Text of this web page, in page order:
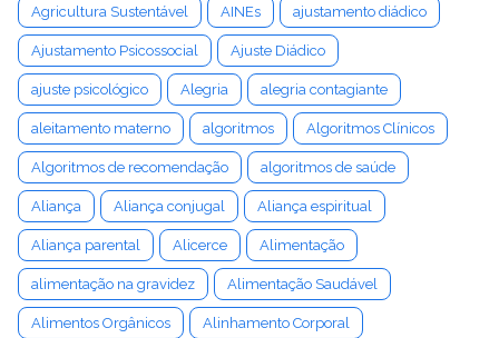
Agricultura Sustentável AINEs ajustamento diádico
Ajustamento Psicossocial Ajuste Diádico
ajuste psicológico Alegria alegria contagiante
aleitamento materno algoritmos Algoritmos Clínicos
Algoritmos de recomendação algoritmos de saúde
Aliança Aliança conjugal Aliança espiritual
Aliança parental Alicerce Alimentação
alimentação na gravidez Alimentação Saudável
Alimentos Orgânicos Alinhamento Corporal